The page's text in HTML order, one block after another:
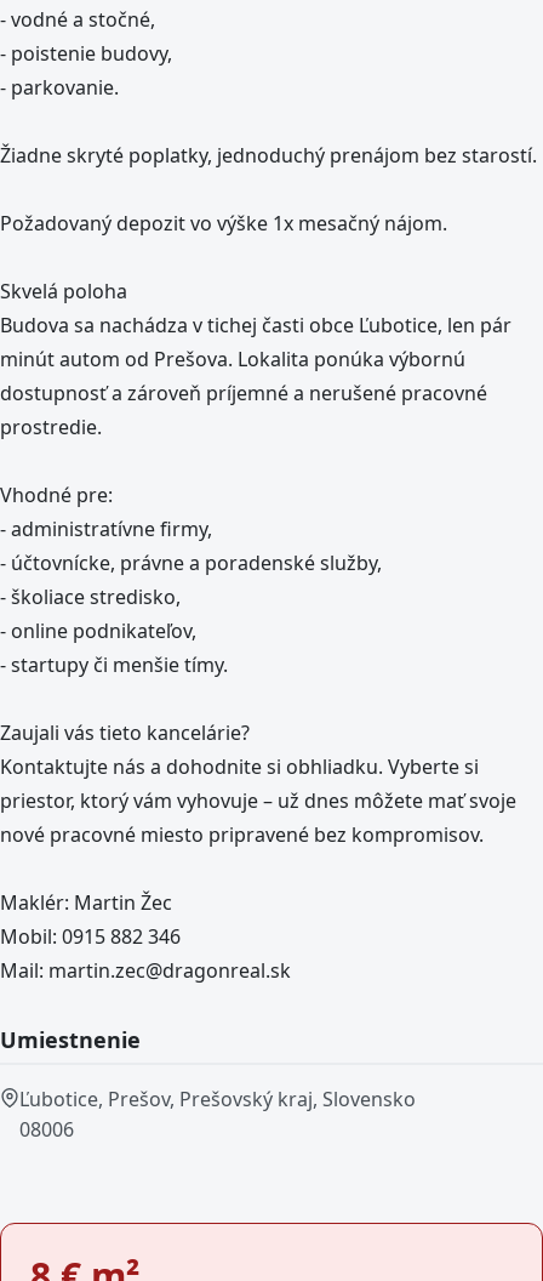
- vodné a stočné,
- poistenie budovy,
- parkovanie.
Žiadne skryté poplatky, jednoduchý prenájom bez starostí.
Požadovaný depozit vo výške 1x mesačný nájom.
Skvelá poloha
Budova sa nachádza v tichej časti obce Ľubotice, len pár
minút autom od Prešova. Lokalita ponúka výbornú
dostupnosť a zároveň príjemné a nerušené pracovné
prostredie.
Vhodné pre:
- administratívne firmy,
- účtovnícke, právne a poradenské služby,
- školiace stredisko,
- online podnikateľov,
- startupy či menšie tímy.
Zaujali vás tieto kancelárie?
Kontaktujte nás a dohodnite si obhliadku. Vyberte si
priestor, ktorý vám vyhovuje – už dnes môžete mať svoje
nové pracovné miesto pripravené bez kompromisov.
Maklér: Martin Žec
Mobil: 0915 882 346
Mail: martin.zec@dragonreal.sk
Umiestnenie
Ľubotice, Prešov, Prešovský kraj, Slovensko
08006